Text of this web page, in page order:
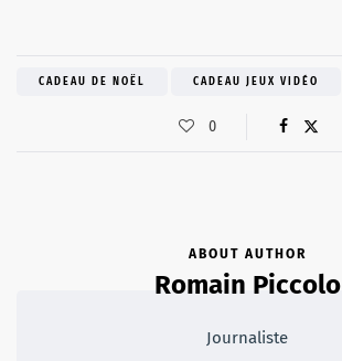
CADEAU DE NOËL CADEAU JEUX VIDÉO
0
ABOUT AUTHOR
Romain Piccolo
Journaliste